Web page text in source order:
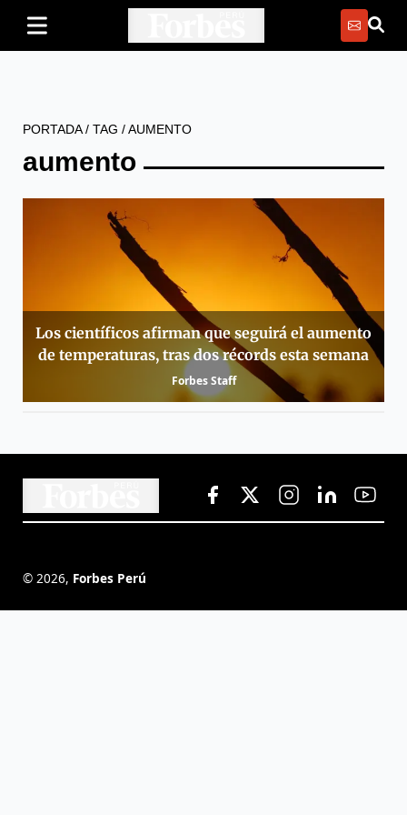
PORTADA/ TAG /AUMENTO
aumento
Los científicos afirman que seguirá el aumento
de temperaturas, tras dos récords esta semana
Forbes Staff
© 2026, Forbes Perú